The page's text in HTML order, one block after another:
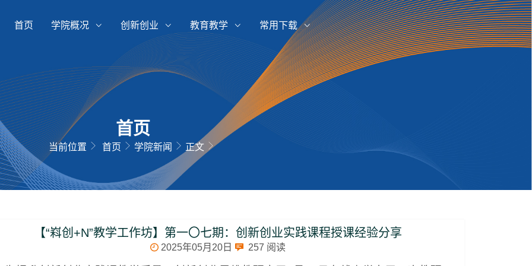
首页 学院概况 创新创业 教育教学 常用下载
首页
当前位置 首页 学院新闻 正文
【“嵙创+N”教学工作坊】第一〇七期：创新创业实践课程授课经验分享
2025年05月20日 257 阅读